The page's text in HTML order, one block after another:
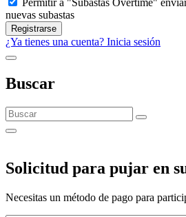
nuevas subastas
Registrarse
¿Ya tienes una cuenta? Inicia sesión
Buscar
Solicitud para pujar en
Necesitas un método de pago para